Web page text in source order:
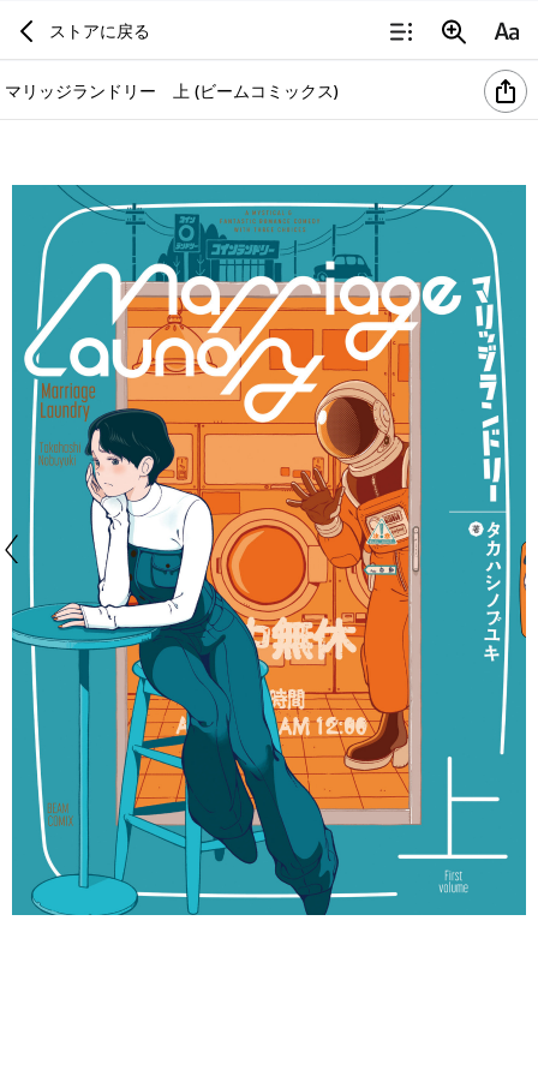
ストアに戻る
マリッジランドリー 上 (ビームコミックス)